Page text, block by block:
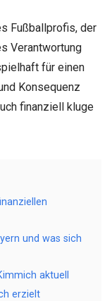
Fußballprofis, der
Verantwortung
für einen
Konsequenz
finanziell kluge
und was sich
aktuell
erzielt